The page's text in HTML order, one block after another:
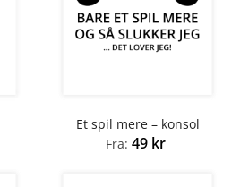
Et spil mere – konsol
Fra: 49 kr